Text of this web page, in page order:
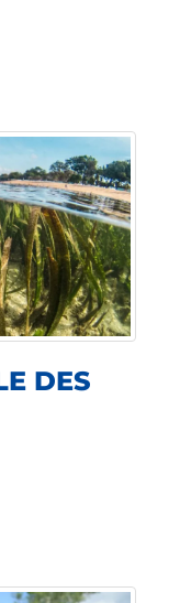
DES